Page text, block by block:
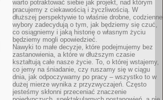
warto potraktować siebie jak projekt, nad którym
pracujemy z ciekawością i życzliwością. W
dłuższej perspektywie to właśnie drobne, codzienne
wybory zadecydują o tym, jak będziemy się czuć,
co osiągniemy i jaką historię o własnym życiu
będziemy mogli opowiedzieć.
Nawyki to małe decyzje, które podejmujemy bez
zastanowienia, a które w dłuższym czasie
kształtują całe nasze życie. To, o której wstajemy,
co jemy na śniadanie, czy ruszamy się w ciągu
dnia, jak odpoczywamy po pracy – wszystko to w
dużej mierze wynika z przyzwyczajeń. Często
jesteśmy skłonni przeceniać znaczenie